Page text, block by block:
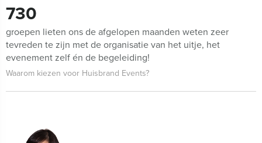
730
groepen lieten ons de afgelopen maanden weten zeer
tevreden te zijn met de organisatie van het uitje, het
evenement zelf én de begeleiding!
Waarom kiezen voor Huisbrand Events?